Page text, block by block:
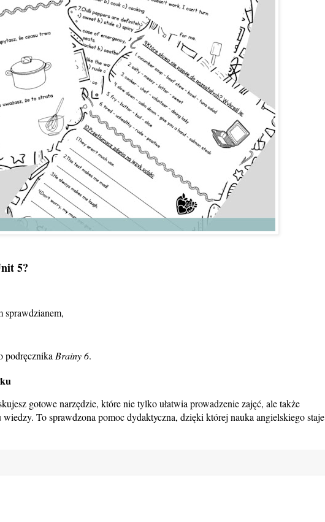
5?
sprawdzianem,
podręcznika Brainy 6.
gotowe narzędzie, które nie tylko ułatwia prowadzenie zajęć, ale także
To sprawdzona pomoc dydaktyczna, dzięki której nauka angielskiego staje